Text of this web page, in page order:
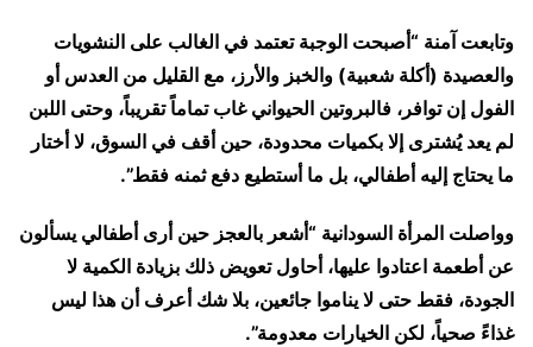
وتابعت آمنة “أصبحت الوجبة تعتمد في الغالب على النشويات
والعصيدة (أكلة شعبية) والخبز والأرز، مع القليل من العدس أو
الفول إن توافر، فالبروتين الحيواني غاب تماماً تقريباً، وحتى اللبن
لم يعد يُشترى إلا بكميات محدودة، حين أقف في السوق، لا أختار
ما يحتاج إليه أطفالي، بل ما أستطيع دفع ثمنه فقط”.
وواصلت المرأة السودانية “أشعر بالعجز حين أرى أطفالي يسألون
عن أطعمة اعتادوا عليها، أحاول تعويض ذلك بزيادة الكمية لا
الجودة، فقط حتى لا يناموا جائعين، بلا شك أعرف أن هذا ليس
غذاءً صحياً، لكن الخيارات معدومة”.